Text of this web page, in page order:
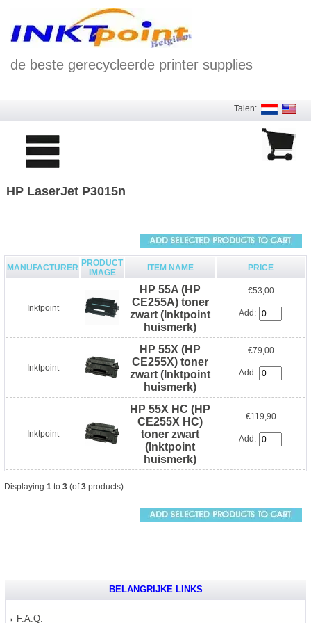
de beste gerecycleerde printer supplies
Talen:
HP LaserJet P3015n
MANUFACTURER PRODUCT
IMAGE
ITEM NAME PRICE
Inktpoint
HP 55A (HP
CE255A) toner
zwart (Inktpoint
huismerk)
€53,00
Add:
Inktpoint
HP 55X (HP
CE255X) toner
zwart (Inktpoint
huismerk)
€79,00
Add:
Inktpoint
HP 55X HC (HP
CE255X HC)
toner zwart
(Inktpoint
huismerk)
€119,90
Add:
Displaying 1 to 3 (of3 products)
BELANGRIJKE LINKS
F.A.Q.